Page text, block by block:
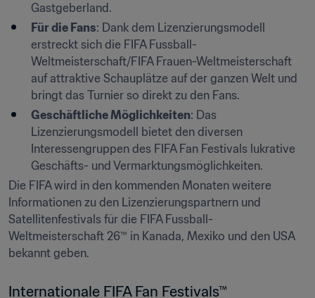
Gastgeberland.
Für die Fans: Dank dem Lizenzierungsmodell
erstreckt sich die FIFA Fussball-
Weltmeisterschaft/FIFA Frauen-Weltmeisterschaft
auf attraktive Schauplätze auf der ganzen Welt und
bringt das Turnier so direkt zu den Fans.
Geschäftliche Möglichkeiten: Das
Lizenzierungsmodell bietet den diversen
Interessengruppen des FIFA Fan Festivals lukrative
Geschäfts- und Vermarktungsmöglichkeiten.
Die FIFA wird in den kommenden Monaten weitere
Informationen zu den Lizenzierungspartnern und
Satellitenfestivals für die FIFA Fussball-
Weltmeisterschaft 26™ in Kanada, Mexiko und den USA
bekannt geben.
Internationale FIFA Fan Festivals™